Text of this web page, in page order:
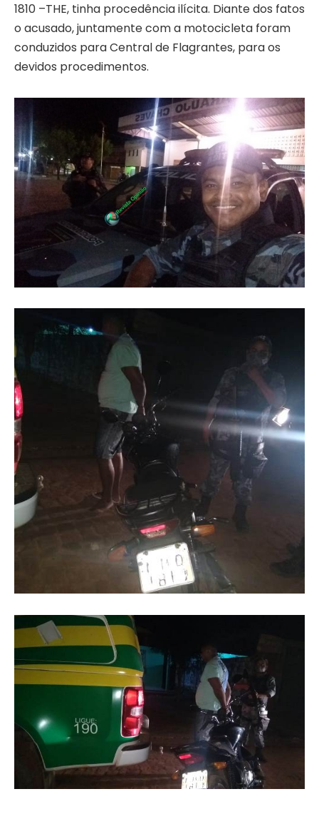
1810 –THE, tinha procedência ilícita. Diante dos fatos
o acusado, juntamente com a motocicleta foram
conduzidos para Central de Flagrantes, para os
devidos procedimentos.